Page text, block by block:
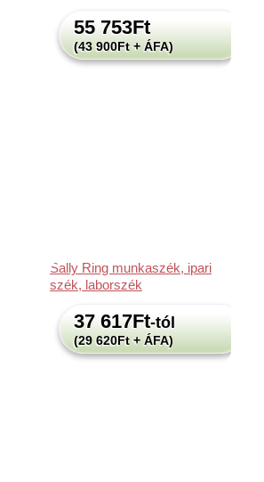
55 753Ft
(43 900Ft + ÁFA)
Sally Ring munkaszék, ipari
szék, laborszék
37 617Ft-tól
(29 620Ft + ÁFA)